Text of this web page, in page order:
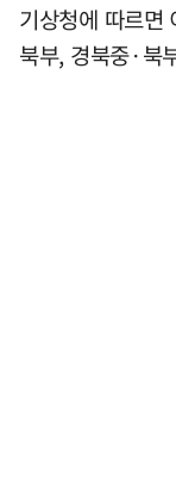
기상청에 따르면
북부, 경북중·북